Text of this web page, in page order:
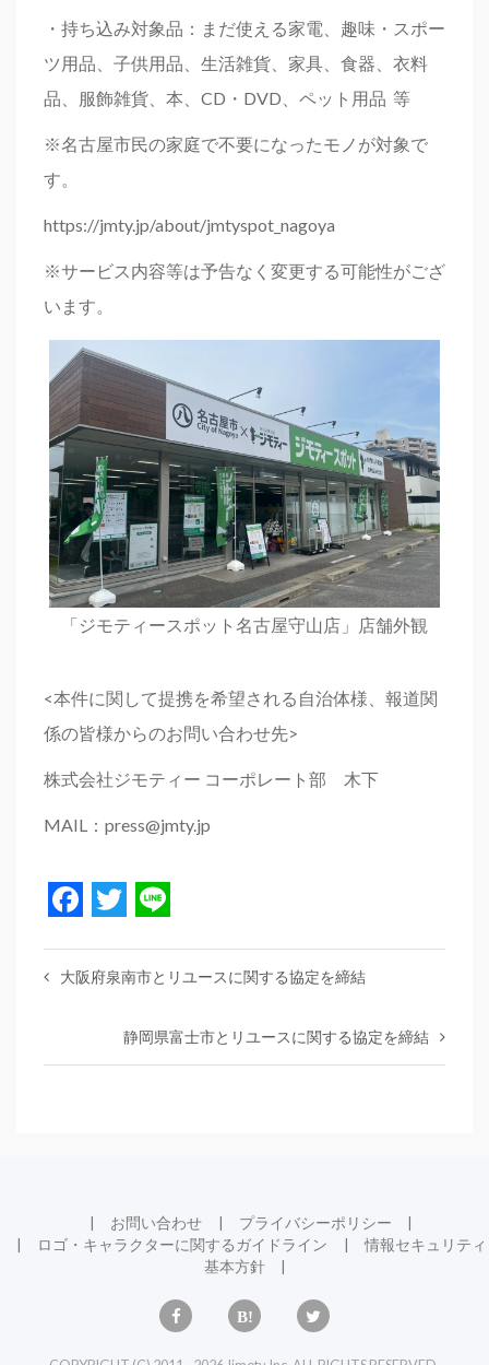
・持ち込み対象品：まだ使える家電、趣味・スポー
ツ用品、子供用品、生活雑貨、家具、食器、衣料
品、服飾雑貨、本、CD・DVD、ペット用品 等
※名古屋市民の家庭で不要になったモノが対象で
す。
https://jmty.jp/about/jmtyspot_nagoya
※サービス内容等は予告なく変更する可能性がござ
います。
「ジモティースポット名古屋守山店」店舗外観
<本件に関して提携を希望される自治体様、報道関
係の皆様からのお問い合わせ先>
株式会社ジモティー コーポレート部 木下
MAIL：press@jmty.jp
Facebook
Twitter
大阪府泉南市とリユースに関する協定を締結
静岡県富士市とリユースに関する協定を締結
お問い合わせ
プライバシーポリシー
ロゴ・キャラクターに関するガイドライン
情報セキュリティ
基本方針